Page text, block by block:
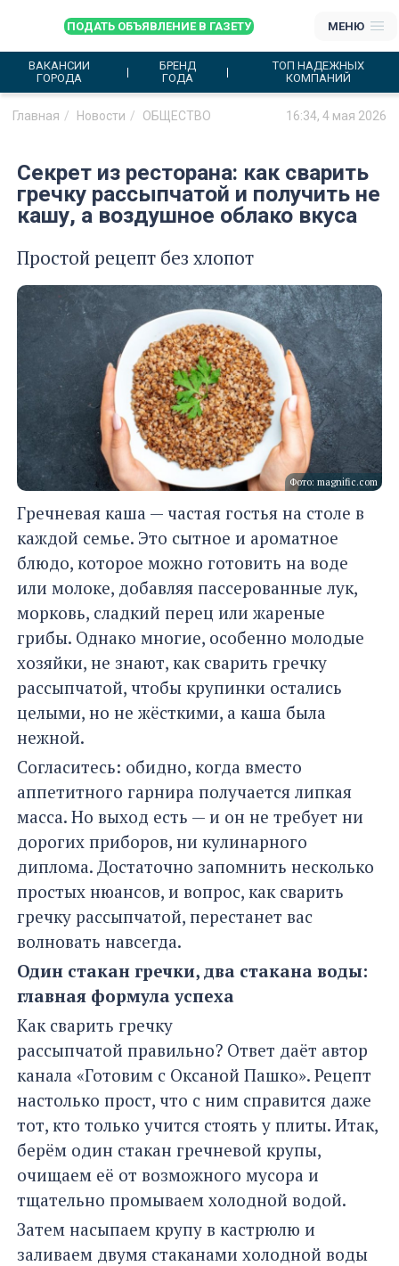
ПОДАТЬ ОБЪЯВЛЕНИЕ В ГАЗЕТУ МЕНЮ
ВАКАНСИИ
ГОРОДА
БРЕНД
ГОДА
ТОП НАДЕЖНЫХ
КОМПАНИЙ
Главная Новости ОБЩЕСТВО 16:34, 4 мая 2026
Секрет из ресторана: как сварить
гречку рассыпчатой и получить не
кашу, а воздушное облако вкуса
Простой рецепт без хлопот
Фото: magnific.com
Гречневая каша — частая гостья на столе в
каждой семье. Это сытное и ароматное
блюдо, которое можно готовить на воде
или молоке, добавляя пассерованные лук,
морковь, сладкий перец или жареные
грибы. Однако многие, особенно молодые
хозяйки, не знают, как сварить гречку
рассыпчатой, чтобы крупинки остались
целыми, но не жёсткими, а каша была
нежной.
Согласитесь: обидно, когда вместо
аппетитного гарнира получается липкая
масса. Но выход есть — и он не требует ни
дорогих приборов, ни кулинарного
диплома. Достаточно запомнить несколько
простых нюансов, и вопрос, как сварить
гречку рассыпчатой, перестанет вас
волновать навсегда.
Один стакан гречки, два стакана воды:
главная формула успеха
Как сварить гречку
рассыпчатой правильно? Ответ даёт автор
канала «Готовим с Оксаной Пашко». Рецепт
настолько прост, что с ним справится даже
тот, кто только учится стоять у плиты. Итак,
берём один стакан гречневой крупы,
очищаем её от возможного мусора и
тщательно промываем холодной водой.
Затем насыпаем крупу в кастрюлю и
заливаем двумя стаканами холодной воды